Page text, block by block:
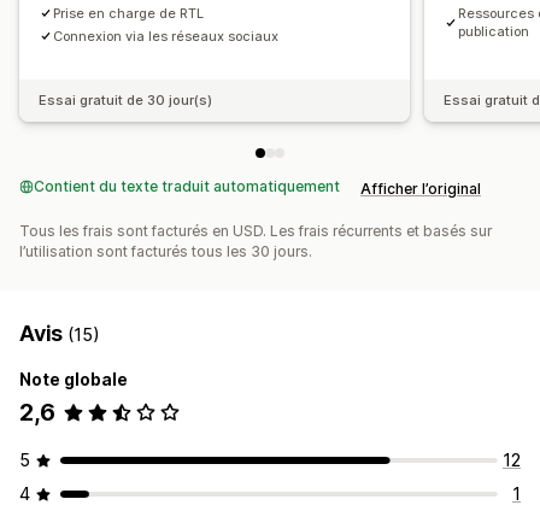
Prise en charge de RTL
Connexion via les réseaux sociaux
Essai gratuit de 30 jour(s)
Ressources
publication
Essai gratuit
Contient du texte traduit automatiquement Afficher l’original
Tous les frais sont facturés en USD. Les frais récurrents et basés sur
l’utilisation sont facturés tous les 30 jours.
Avis (15)
Note globale
2,6
5
12
4
1